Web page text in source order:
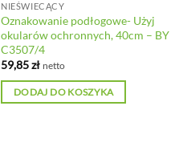
NIEŚWIECĄCY
Oznakowanie podłogowe- Użyj
okularów ochronnych, 40cm – BY
C3507/4
59,85zł netto
DODAJ DO KOSZYKA